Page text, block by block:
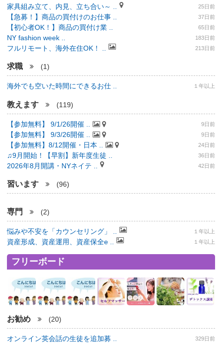
家具組み立て、内見、立ち合い～ .. 25日前
【急募！】商品の買付けのお仕事 .. 37日前
【初心者OK！】商品の買付け業 .. 65日前
NY fashion week .. 183日前
フルリモート、海外在住OK！ .. 213日前
求職 (1)
海外でも空いた時間にできるお仕 .. １年以上
教えます (119)
【参加無料】 9/1/26開催 .. 9日前
【参加無料】 9/3/26開催 .. 9日前
【参加無料】8/12開催・日本 .. 24日前
♫9月開始！【早割】新年度生徒 .. 36日前
2026年8月開講・NYネイテ .. 42日前
習います (96)
専門 (2)
悩みや不安を「カウンセリング」 .. １年以上
資産形成、資産運用、資産保全e .. １年以上
フリーボード
お勧め (20)
オンライン英会話の生徒を追加募 .. 329日前